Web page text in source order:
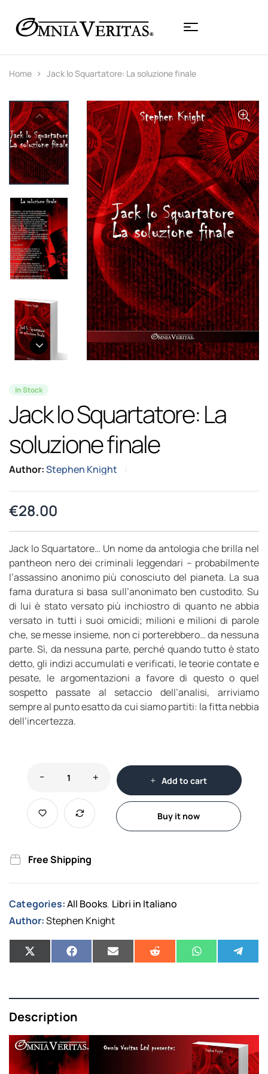
Home Jack lo Squartatore: La soluzione finale
In Stock
Jack lo Squartatore: La
soluzione finale
Author:Stephen Knight
€28.00
Jack lo Squartatore… Un nome da antologia che brilla nel
pantheon nero dei criminali leggendari – probabilmente
l’assassino anonimo più conosciuto del pianeta. La sua
fama duratura si basa sull’anonimato ben custodito. Su
di lui è stato versato più inchiostro di quanto ne abbia
versato in tutti i suoi omicidi; milioni e milioni di parole
che, se messe insieme, non ci porterebbero… da nessuna
parte. Sì, da nessuna parte, perché quando tutto è stato
detto, gli indizi accumulati e verificati, le teorie contate e
pesate, le argomentazioni a favore di questo o quel
sospetto passate al setaccio dell’analisi, arriviamo
sempre al punto esatto da cui siamo partiti: la fitta nebbia
dell’incertezza.
Add to cart
Buy it now
Free Shipping
Categories: All Books, Libri in Italiano
Author:Stephen Knight
Description